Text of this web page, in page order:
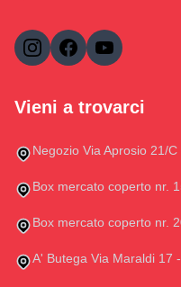
Vieni a trovarci
Negozio Via Aprosio 21/
Box mercato coperto nr.
Box mercato coperto nr.
A' Butega Via Maraldi 17